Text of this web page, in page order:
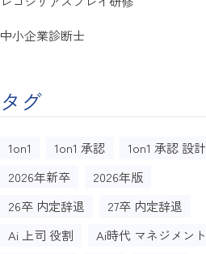
中小企業診断士
タグ
1on1 1on1 承認
1on1 承認 設計
2026年新卒
2026年版
26卒 内定辞退
27卒 内定辞退
Ai 上司 役割
Ai時代 マネジメント